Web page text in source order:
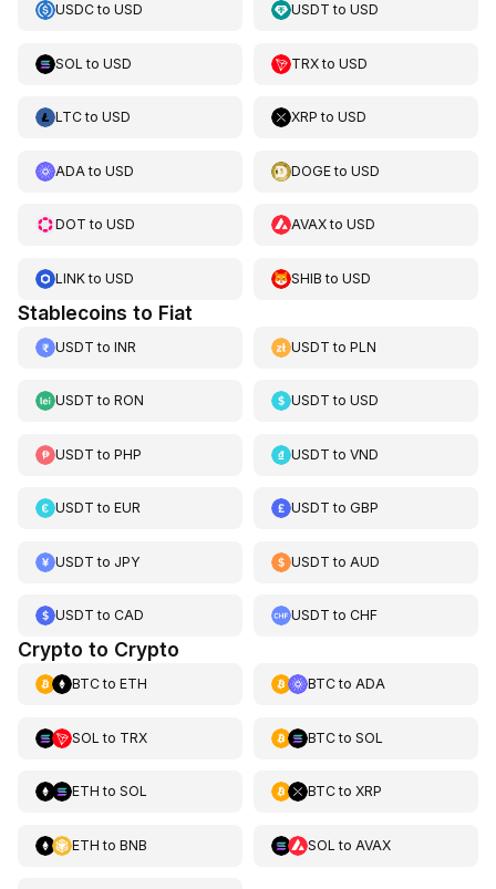
USDCto USD USDT toUSD
SOL to USD TRXtoUSD
LTCto USD XRP toUSD
ADA to USD DOGEtoUSD
DOT to USD AVAXtoUSD
LINKto USD SHIB toUSD
Stablecoins to Fiat
USDT to INR USDT toPLN
USDT to RON USDT toUSD
USDT to PHP USDT toVND
USDT to EUR USDT toGBP
USDT to JPY USDT to AUD
USDT to CAD USDT toCHF
Crypto to Crypto
BTCto ETH BTCto ADA
SOL to TRX BTCto SOL
ETH to SOL BTCto XRP
ETH to BNB SOL to AVAX